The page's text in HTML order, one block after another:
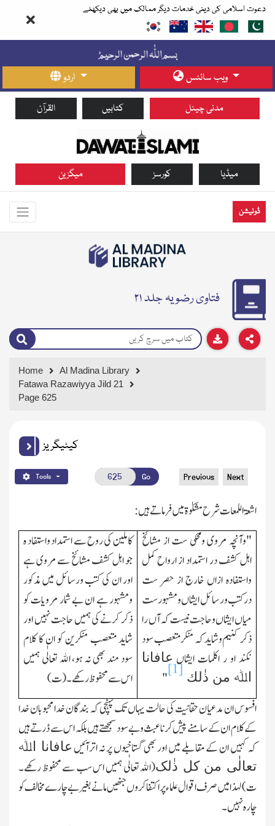
دعوت اسلامی کی دینی خدمات دیگر ممالک میں بھی دیکھئے
اردو ویب سائٹس
القرآن کتابیں مدنی چینل
میگزین کورسز میڈیا
ڈونیشن
فتاوی رضویہ جلد ۲۱
Home
Al Madina Library
Fatawa Razawiyya Jild 21
Page 625
کیٹیگریز
Tools Go Previous Next
اشعۃاللمعات شرح مشکوٰۃ میں فرماتے ہیں:
"وآنچہ مروی ومحکی ست از مشائخ
اہل کشف در استمداد از ارواح کمل
واستفادہ ازاں خارج از حصر ست
درکتب و رسائل ایشاں ومشہور ست
میاں ایشاں وحاجت نیست کہ آں را
ذکر کنیم وشاید کہ منکر متعصب سود
نکند او ر اکلمات ایشاںعافانا
اﷲ من ذٰلك [1]
"
کاملین کی روح سے استمداد واستفاد ہ
جو اہل کشف مشائخ سے مروی ہے
اور ان کی کتب ورسائل میں مذکور
ومشہور ہے ان بے شمار مرویات کو
ذکر کرنے کی ہمیں حاجت نہیں اور
شاید متعصب منکرین کو ان کا کلام
سود مند بھی نہ ہو، اﷲ تعالٰی ہمیں
اس سے محفوظ رکھے۔(ت)
افسوس ان مدعیان حقانیت کی حالت یہاں تك پہنچی کہ بندگان خدا محبوبان خدا
کے کلام ان کے سامنے پیش کرنا عبث وبے سود سمجھتے ہیں بلکہ اس سے ڈرتے ہیں
کہ کہیں ان کے مقابلے میں اور بھی گستاخیوں پر نہ اترآئیں عافانا اﷲ
تعالٰی من کل ذٰلک(اﷲ تعالٰی ہمیں اس سب سے محفوظ رکھے۔
ت)لہذا میں صرف اقوال علماء پر اکتفا کروں جنھیں مانے بغیر بے چارے مخالف کو
چارہ نہیں۔